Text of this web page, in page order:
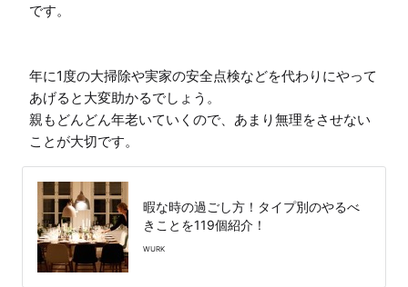
です。
年に1度の大掃除や実家の安全点検などを代わりにやって
あげると大変助かるでしょう。
親もどんどん年老いていくので、あまり無理をさせない
ことが大切です。
暇な時の過ごし方！タイプ別のやるべ
きことを119個紹介！
WURK